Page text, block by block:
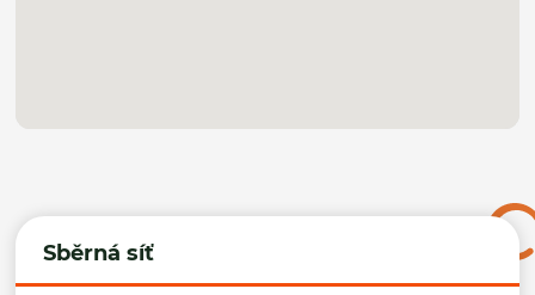
Sběrná síť